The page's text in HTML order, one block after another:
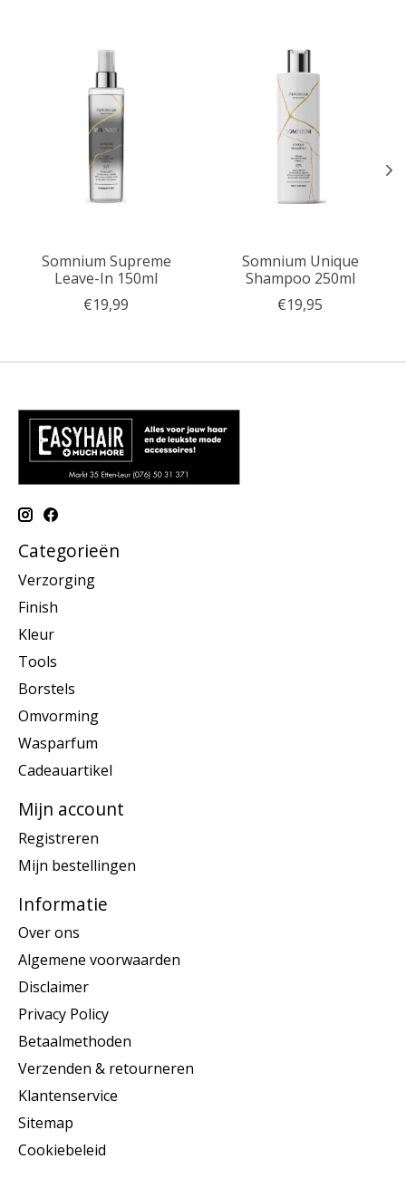
Somnium Supreme
Leave-In 150ml
€19,99
Somnium Unique
Shampoo 250ml
€19,95
Categorieën
Verzorging
Finish
Kleur
Tools
Borstels
Omvorming
Wasparfum
Cadeauartikel
Mijn account
Registreren
Mijn bestellingen
Informatie
Over ons
Algemene voorwaarden
Disclaimer
Privacy Policy
Betaalmethoden
Verzenden & retourneren
Klantenservice
Sitemap
Cookiebeleid